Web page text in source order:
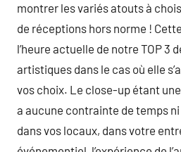
montrer les variés atouts à
de réceptions hors norme !
l’heure actuelle de notre TOP 3
artistiques dans le cas où elle
vos choix. Le close-up étant
a aucune contrainte de temps
dans vos locaux, dans votre